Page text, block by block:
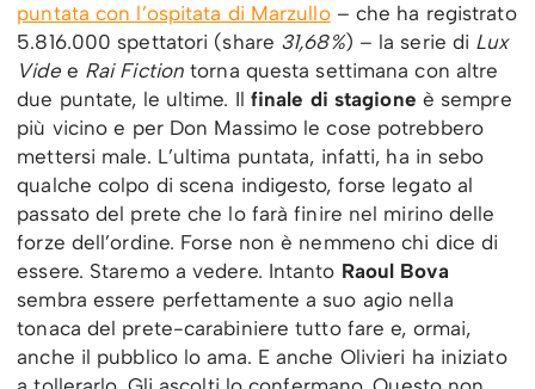
puntata con l’ospitata di Marzullo– che ha registrato
5.816.000 spettatori (share 31,68%) – la serie di Lux
Videe Rai Fiction torna questa settimana con altre
due puntate, le ultime. Il finale di stagione è sempre
più vicino e per Don Massimo le cose potrebbero
mettersi male. L’ultima puntata, infatti, ha in sebo
qualche colpo di scena indigesto, forse legato al
passato del prete che lo farà finire nel mirino delle
forze dell’ordine. Forse non è nemmeno chi dice di
essere. Staremo a vedere. Intanto Raoul Bova
sembra essere perfettamente a suo agio nella
tonaca del prete-carabiniere tutto fare e, ormai,
anche il pubblico lo ama. E anche Olivieri ha iniziato